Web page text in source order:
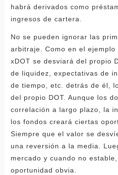
habrá derivados como
ingresos de cartera.
No se pueden ignorar las
arbitraje. Como en el
xDOT se desviará del propio
de liquidez, expectativas de
de tiempo, etc. detrás de él,
del propio DOT. Aunque los
correlación a largo plazo, la
los fondos creará ciertas
Siempre que el valor se
una reversión a la media.
mercado y cuando no
oportunidad obvia.